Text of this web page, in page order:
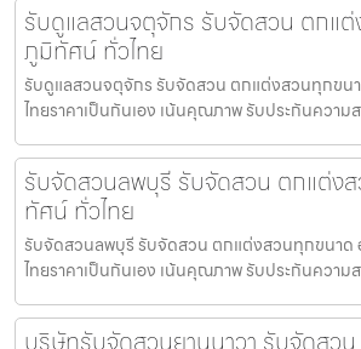
รับดูแลสวนจตุจักร รับจัดสวน ตกแ
ภูมิทัศน์ ทั่วไทย
รับดูแลสวนจตุจักร รับจัดสวน ตกแต่งสวนทุกข
ไทยราคาเป็นกันเอง เน้นคุณภาพ รับประกันความ
รับจัดสวนลพบุรี รับจัดสวน ตกแต่ง
ทัศน์ ทั่วไทย
รับจัดสวนลพบุรี รับจัดสวน ตกแต่งสวนทุกขนา
ไทยราคาเป็นกันเอง เน้นคุณภาพ รับประกันความ